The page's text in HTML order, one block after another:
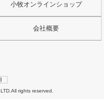
小牧オンラインショップ
会社概要
rights reserved.